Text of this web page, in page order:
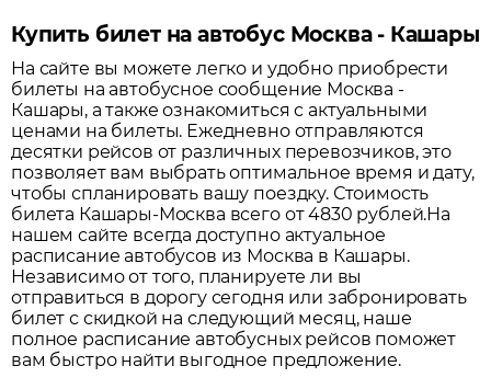
Купить билет на автобус Москва - Кашары
На сайте вы можете легко и удобно приобрести
билеты на автобусное сообщение Москва -
Кашары, а также ознакомиться с актуальными
ценами на билеты. Ежедневно отправляются
десятки рейсов от различных перевозчиков, это
позволяет вам выбрать оптимальное время и дату,
чтобы спланировать вашу поездку. Стоимость
билета Кашары-Москва всего от 4830 рублей.На
нашем сайте всегда доступно актуальное
расписание автобусов из Москва в Кашары.
Независимо от того, планируете ли вы
отправиться в дорогу сегодня или забронировать
билет с скидкой на следующий месяц, наше
полное расписание автобусных рейсов поможет
вам быстро найти выгодное предложение.